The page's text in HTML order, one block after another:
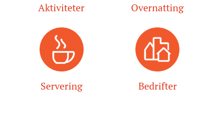
Aktiviteter Overnatting
Servering Bedrifter